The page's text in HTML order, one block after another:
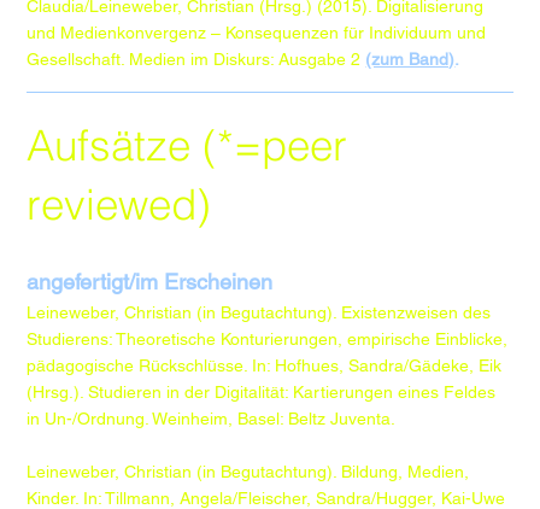
Claudia/Leineweber, Christian (Hrsg.) (2015). Digitalisierung
und Medienkonvergenz – Konsequenzen für Individuum und
Gesellschaft. Medien im Diskurs: Ausgabe 2 (zum Band).
Aufsätze (*=peer
reviewed)
angefertigt/im Erscheinen
Leineweber, Christian (in Begutachtung). Existenzweisen des
Studierens: Theoretische Konturierungen, empirische Einblicke,
pädagogische Rückschlüsse. In: Hofhues, Sandra/Gädeke, Eik
(Hrsg.). Studieren in der Digitalität: Kartierungen eines Feldes
in Un-/Ordnung. Weinheim, Basel: Beltz Juventa.
Leineweber, Christian (in Begutachtung). Bildung, Medien,
Kinder. In: Tillmann, Angela/Fleischer, Sandra/Hugger, Kai-Uwe